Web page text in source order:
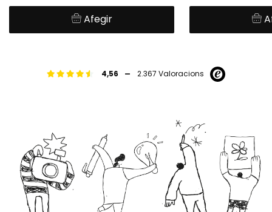
Afegir
4,56 - 2.367 Valoracions